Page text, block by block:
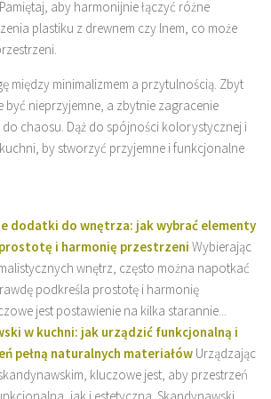
aby harmonijnie łączyć różne
plastiku z drewnem czy lnem, co może
między minimalizmem a przytulnością. Zbyt
być nieprzyjemne, a zbytnie zagracenie
chaosu. Dąż do spójności kolorystycznej i
kuchni, by stworzyć przyjemne i funkcjonalne
dodatki do wnętrza: jak wybrać elementy
i harmonię przestrzeni Wybierając
wnętrz, często można napotkać
podkreśla prostotę i harmonię
jest postawienie na kilka starannie...
w kuchni: jak urządzić funkcjonalną i
pełną naturalnych materiałów Urządzając
kluczowe jest, aby przestrzeń
jak i estetyczna. Skandynawski